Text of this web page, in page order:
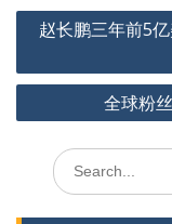
文
导
航
赵长鹏三年前5
全球粉
Search
for: